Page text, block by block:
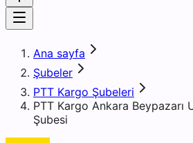
Ana sayfa
Şubeler
PTT Kargo Şubeleri
PTT Kargo Ankara Beypazarı
Şubesi